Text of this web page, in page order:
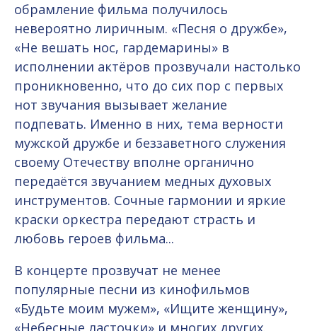
обрамление фильма получилось
невероятно лиричным. «Песня о дружбе»,
«Не вешать нос, гардемарины» в
исполнении актёров прозвучали настолько
проникновенно, что до сих пор с первых
нот звучания вызывает желание
подпевать. Именно в них, тема верности
мужской дружбе и беззаветного служения
своему Отечеству вполне органично
передаётся звучанием медных духовых
инструментов. Сочные гармонии и яркие
краски оркестра передают страсть и
любовь героев фильма...
В концерте прозвучат не менее
популярные песни из кинофильмов
«Будьте моим мужем», «Ищите женщину»,
«Небесные ласточки» и многих других.